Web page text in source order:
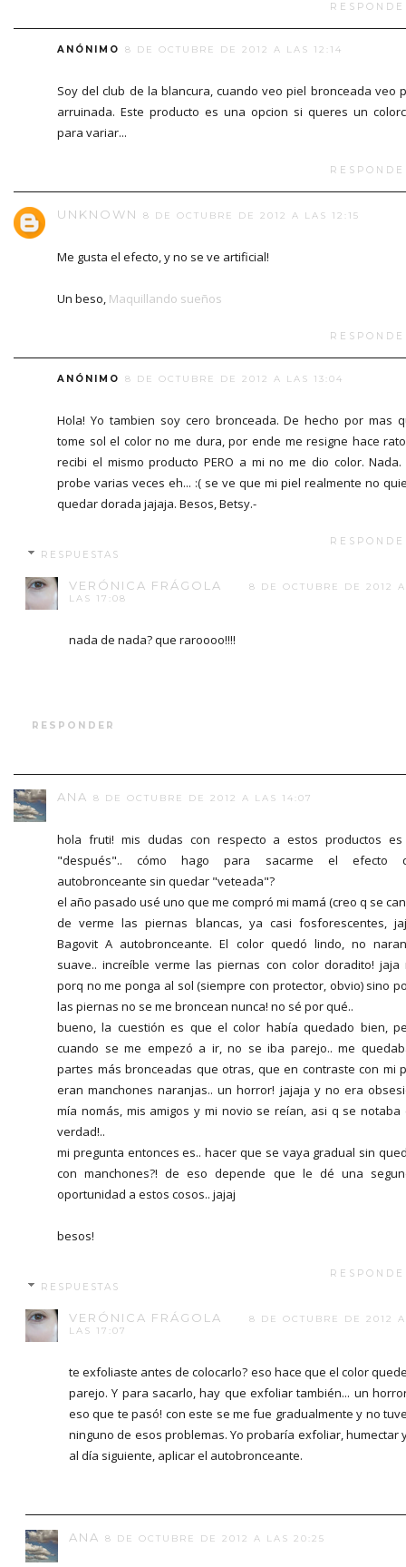
ANÓNIMO 8 DE OCTUBRE DE 2012 A LAS 12:14
Soy del club de la blancura, cuando veo piel bronceada veo
arruinada. Este producto es una opcion si queres un
para variar...
UNKNOWN 8 DE OCTUBRE DE 2012 A LAS 12:15
Me gusta el efecto, y no se ve artificial!
Un beso, Maquillando sueños
ANÓNIMO 8 DE OCTUBRE DE 2012 A LAS 13:04
Hola! Yo tambien soy cero bronceada. De hecho por mas
tome sol el color no me dura, por ende me resigne hace
recibi el mismo producto PERO a mi no me dio color. Nada.
probe varias veces eh... :( se ve que mi piel realmente no
quedar dorada jajaja. Besos, Betsy.-
RESPUESTAS
VERÓNICA FRÁGOLA
8 DE OCTUBRE DE 2012 A
LAS 17:08
nada de nada? que raroooo!!!!
RESPONDER
ANA 8 DE OCTUBRE DE 2012 A LAS 14:07
hola fruti! mis dudas con respecto a estos productos
"después".. cómo hago para sacarme el efecto
autobronceante sin quedar "veteada"?
el año pasado usé uno que me compró mi mamá (creo q se
de verme las piernas blancas, ya casi fosforescentes,
Bagovit A autobronceante. El color quedó lindo, no
suave.. increíble verme las piernas con color doradito! jaja
porq no me ponga al sol (siempre con protector, obvio) sino
las piernas no se me broncean nunca! no sé por qué..
bueno, la cuestión es que el color había quedado bien,
cuando se me empezó a ir, no se iba parejo.. me
partes más bronceadas que otras, que en contraste con mi
eran manchones naranjas.. un horror! jajaja y no era
mía nomás, mis amigos y mi novio se reían, asi q se notaba
verdad!..
mi pregunta entonces es.. hacer que se vaya gradual sin
con manchones?! de eso depende que le dé una
oportunidad a estos cosos.. jajaj
besos!
RESPUESTAS
VERÓNICA FRÁGOLA
8 DE OCTUBRE DE 2012 A
LAS 17:07
te exfoliaste antes de colocarlo? eso hace que el color
parejo. Y para sacarlo, hay que exfoliar también... un
eso que te pasó! con este se me fue gradualmente y no
ninguno de esos problemas. Yo probaría exfoliar, humectar
al día siguiente, aplicar el autobronceante.
ANA 8 DE OCTUBRE DE 2012 A LAS 20:25